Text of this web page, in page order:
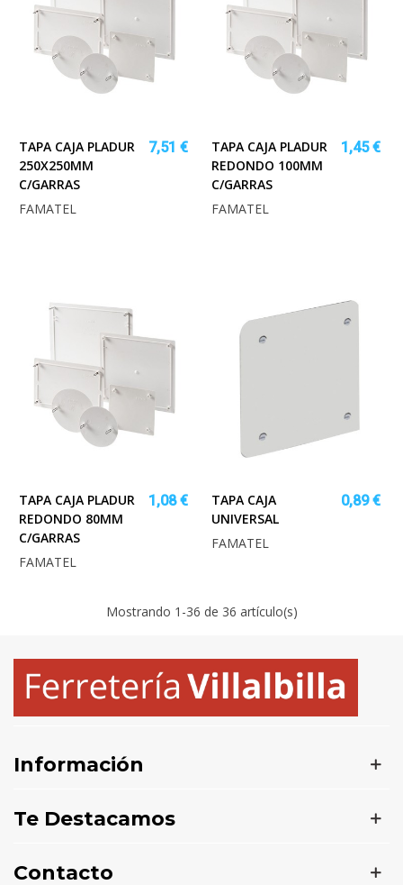
TAPA CAJA PLADUR
250X250MM
C/GARRAS
7,51 €
FAMATEL
TAPA CAJA PLADUR
REDONDO 100MM
C/GARRAS
1,45 €
FAMATEL
TAPA CAJA PLADUR
REDONDO 80MM
C/GARRAS
1,08 €
FAMATEL
TAPA CAJA
UNIVERSAL
0,89 €
FAMATEL
Mostrando 1 -36 de 36 artículo(s)
Información
Te Destacamos
Contacto